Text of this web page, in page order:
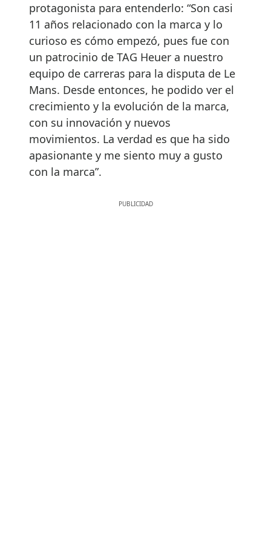
protagonista para entenderlo: “Son casi
11 años relacionado con la marca y lo
curioso es cómo empezó, pues fue con
un patrocinio de TAG Heuer a nuestro
equipo de carreras para la disputa de Le
Mans. Desde entonces, he podido ver el
crecimiento y la evolución de la marca,
con su innovación y nuevos
movimientos. La verdad es que ha sido
apasionante y me siento muy a gusto
con la marca”.